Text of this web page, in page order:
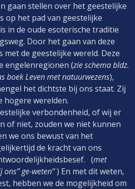
gaan stellen over het geestelijke
op het pad van geestelijke
in de oude esoterische traditie
Door het gaan van deze
met de geestelijke wereld. Deze
engelenregionen (zie schema bldz.
boek Leven met natuurwezens),
het dichtste bij ons staat. Zij
hogere werelden.
verbondenheid, of wij er
of niet, zouden we niet kunnen
ons bewust van het
de kracht van ons
(met
ge-weten”) En met dit weten,
hebben we de mogelijkheid om